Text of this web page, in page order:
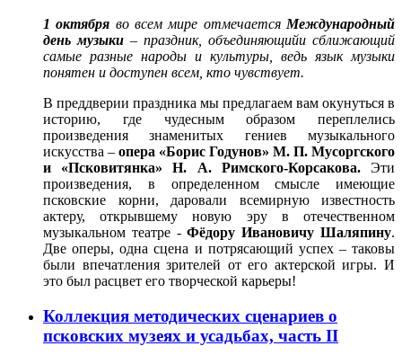
1 октября во всем мире отмечается Международный
день музыки – праздник, объединяющийи сближающий
самые разные народы и культуры, ведь язык музыки
понятен и доступен всем, кто чувствует.
В преддверии праздника мы предлагаем вам окунуться в
историю, где чудесным образом переплелись
произведения знаменитых гениев музыкального
искусства – опера «Борис Годунов» М. П. Мусоргского
и «Псковитянка» Н. А. Римского-Корсакова.Эти
произведения, в определенном смысле имеющие
псковские корни, даровали всемирную известность
актеру, открывшему новую эру в отечественном
музыкальном театре -Фёдору Ивановичу Шаляпину.
Две оперы, одна сцена и потрясающий успех – таковы
были впечатления зрителей от его актерской игры. И
это был расцвет его творческой карьеры!
Коллекция методических сценариев о
псковских музеях и усадьбах, часть II